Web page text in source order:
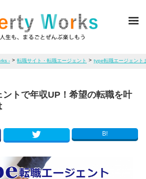
- > 転職サイト・転職エージェント > type転職エージェント
トで年収UP！希望の転職を叶
B!